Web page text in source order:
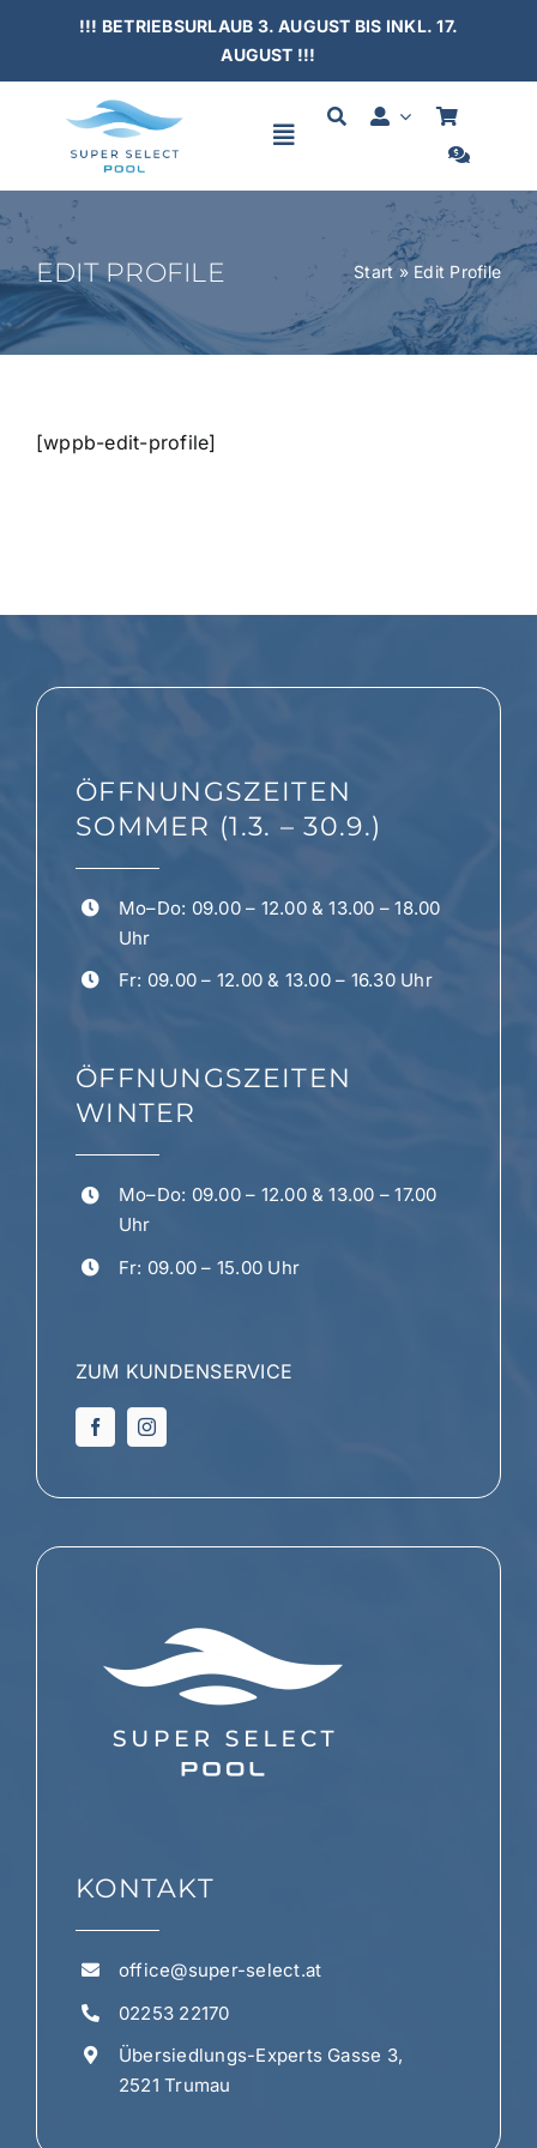
content
!!! BETRIEBSURLAUB 3. AUGUST BIS INKL. 17.
AUGUST !!!
Toggle
HOME
SCHWIMMBÄDER
KONTAKT
EDIT PROFILE Start » Edit Profile
[wppb-edit-profile]
ÖFFNUNGSZEITEN
SOMMER (1.3. – 30.9.)
Mo–Do: 09.00 – 12.00 & 13.00 – 18.00
Uhr
Fr: 09.00 – 12.00 & 13.00 – 16.30 Uhr
ÖFFNUNGSZEITEN
WINTER
Mo–Do: 09.00 – 12.00 & 13.00 – 17.00
Uhr
Fr: 09.00 – 15.00 Uhr
ZUM KUNDENSERVICE
KONTAKT
office@super-select.at
02253 22170
Übersiedlungs-Experts Gasse 3,
2521 Trumau